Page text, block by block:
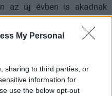
My Personal
sharing to third parties, or
information for
use the below opt-out
az új évben is akadnak
de szembetűnően